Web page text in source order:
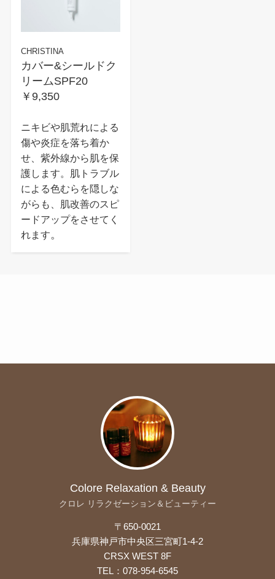
CHRISTINA
カバー&シールドク
リームSPF20
￥9,350
ニキビや肌荒れによる
傷や炎症を落ち着か
せ、紫外線から肌を保
護します。肌トラブル
による色むらを隠しな
がらも、肌改善のスピ
ードアップをさせてく
れます。
Colore Relaxation & Beauty
クロレ リラクゼーション＆ビューティー
〒650-0021
兵庫県神戸市中央区三宮町1-4-2
CRSX WEST 8F
TEL：078-954-6545